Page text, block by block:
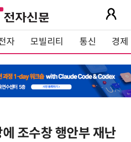
자 모빌리티 통신 경제
조수창 행안부 재난